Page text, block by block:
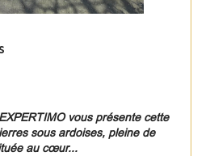
vous présente cette
sous ardoises, pleine de
au cœur...